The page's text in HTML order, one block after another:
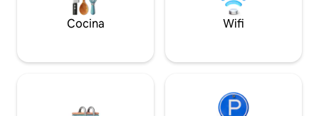
Aparcamiento subterráneo, bicicletas
V'Lille, autobuses… todo está cerca.
Cocina Wifi